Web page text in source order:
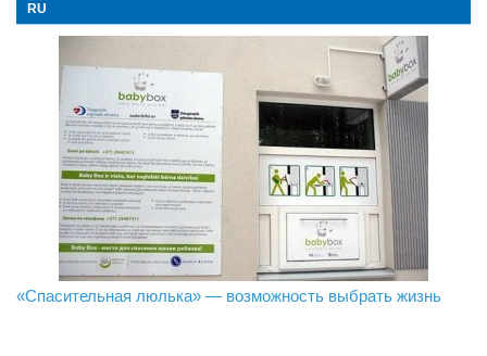
RU
В Даугавпилсе определили сильнейших в пляжном
«Спасительная люлька» — возможность выбрать жизнь
Новое поколение пограничников: Даугавпилсское